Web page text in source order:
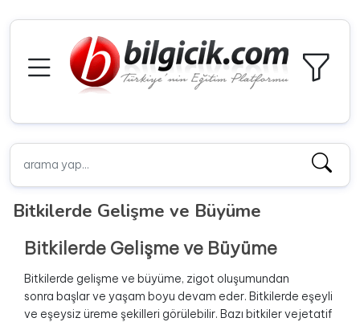
Bitkilerde Gelişme ve Büyüme
Bitkilerde Gelişme ve Büyüme
Bitkilerde gelişme ve büyüme, zigot oluşumundan
sonra başlar ve yaşam boyu devam eder. Bitkilerde eşeyli
ve eşeysiz üreme şekilleri görülebilir. Bazı bitkiler vejetatif